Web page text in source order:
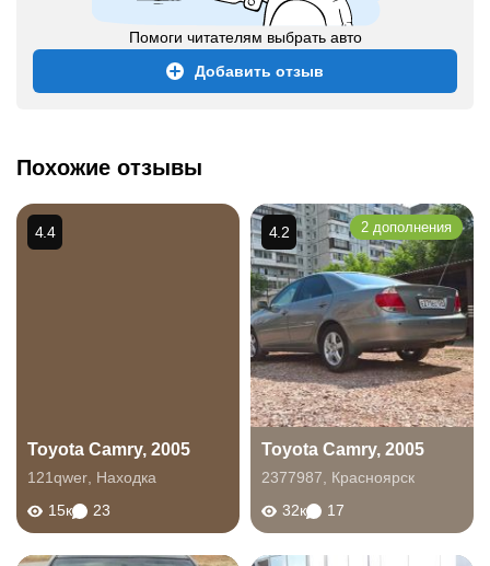
Помоги читателям выбрать авто
Добавить отзыв
Похожие отзывы
Toyota Camry, 2005
121qwer Находка
15к
23
4.4
Toyota Camry, 2005
2377987
Красноярск
32к
17
4.2 2 дополнения